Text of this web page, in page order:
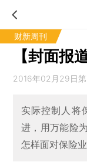
财新周刊
【封面报
2016年02月29日
实际控制人将
进，用万能险
怎样面对保险